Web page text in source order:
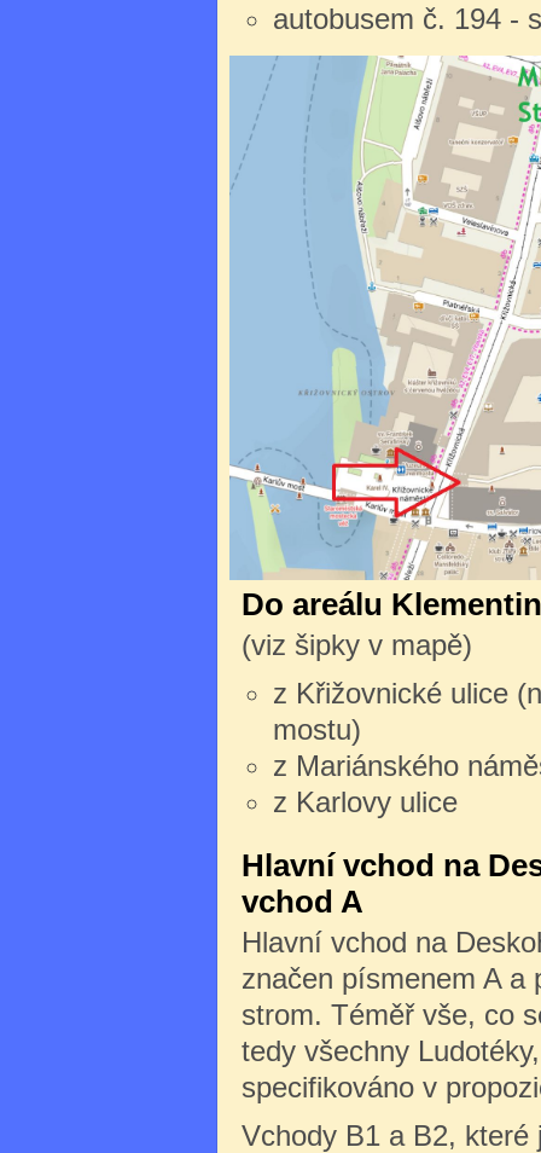
autobusem č. 194 -
Do areálu
(viz šipky v mapě)
z Křižovnické ulice
mostu)
z Mariánského
z Karlovy ulice
Hlavní vchod na
vchod A
Hlavní vchod na
značen písmenem A a
strom. Téměř vše, co
tedy všechny
specifikováno v
Vchody B1 a B2, které